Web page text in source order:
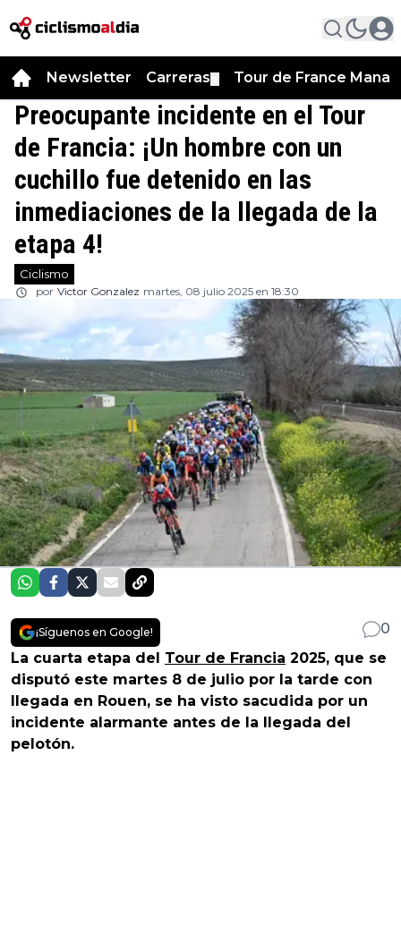
Newsletter Carreras Tour de France
Preocupante incidente en el Tour
de Francia: ¡Un hombre con un
cuchillo fue detenido en las
inmediaciones de la llegada de la
etapa 4!
Ciclismo
por Victor Gonzalez martes, 08 julio 2025 en 18:30
¡Síguenos en Google!
0
La cuarta etapa del Tour de Francia 2025, que se
disputó este martes 8 de julio por la tarde con
llegada en Rouen, se ha visto sacudida por un
incidente alarmante antes de la llegada del
pelotón.